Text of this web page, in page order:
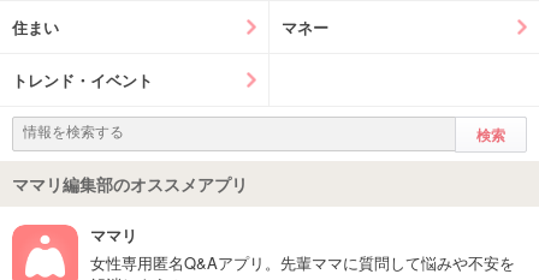
住まい マネー
トレンド・イベント
ママリ編集部のオススメアプリ
ママリ
女性専用匿名Q&Aアプリ。先輩ママに質問して悩みや不安を